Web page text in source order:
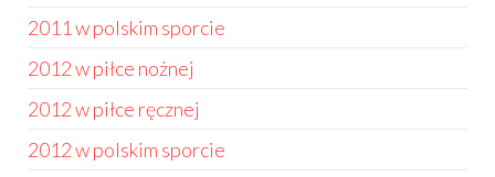
2011 w polskim sporcie
2012 w piłce nożnej
2012 w piłce ręcznej
2012 w polskim sporcie